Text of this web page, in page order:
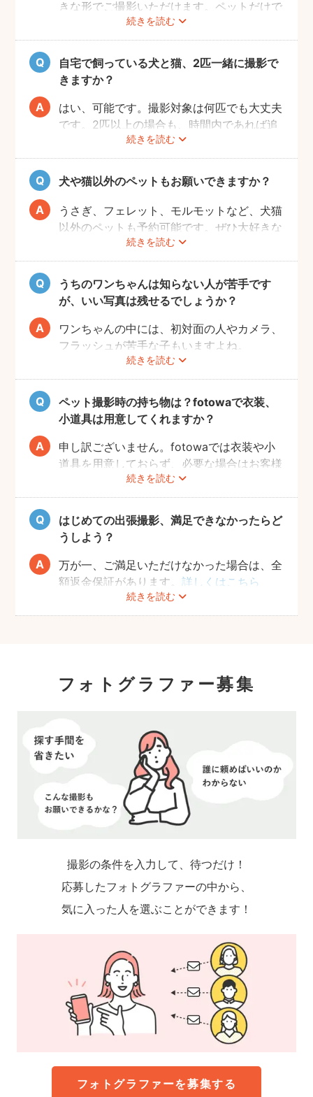
続きを読む
きな形でご撮影いただけます。ペットだけで
の撮影も、ご家族での撮影もお好きな形でお
楽しみください。
自宅で飼っている犬と猫、2匹一緒に撮影で
きますか？
続きを読む
はい、可能です。撮影対象は何匹でも大丈夫
です。2匹以上の場合も、時間内であれば追
加料金なしで撮影可能です。
犬や猫以外のペットもお願いできますか？
続きを読む
うさぎ、フェレット、モルモットなど、犬猫
以外のペットも予約可能です。ぜひ大好きな
ペットと一緒に素敵な思い出を残してくださ
い。
うちのワンちゃんは知らない人が苦手です
が、いい写真は残せるでしょうか？
続きを読む
ワンちゃんの中には、初対面の人やカメラ、
フラッシュが苦手な子もいますよね。
fotowaの出張撮影は、ペット撮影の実績が
あるプロフォトグラファーが担当いたしま
す。
当日に素敵な写真を撮るため、サイト内のメ
ッセージ機能を使った事前相談をおすすめい
たします。ワンちゃんの苦手なこと、お願い
したい事、撮ってほしい写真のイメージなど
をフォトグラファーへお送りください。
飼い主さんとコミュニケーションをとりなが
ら、時間内で最大限ワンちゃんの素敵な表情
を引き出せるようにご提案いたします。
ペット撮影時の持ち物は？fotowaで衣装、
小道具は用意してくれますか？
続きを読む
申し訳ございません。fotowaでは衣装や小
道具を用意しておらず、必要な場合はお客様
自身にご準備をお願いしております。
当日の持ち物としては、ペットが大好きなお
もちゃやお菓子のご用意をおすすめしており
ます。
落ち着かせたり、目線を合わせやすくなるた
め、可愛い写真がスムーズに撮れるようにな
ります。
はじめての出張撮影、満足できなかったらど
うしよう？
続きを読む
万が一、ご満足いただけなかった場合は、全
額返金保証があります。詳しくはこちら
フォトグラファー募集
撮影の条件を入力して、待つだけ！
応募したフォトグラファーの中から、
気に入った人を選ぶことができます！
フォトグラファーを募集する